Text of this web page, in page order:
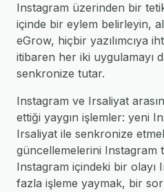
Instagram üzerinden bir
içinde bir eylem belirleyin,
eGrow, hiçbir yazılımcıya
itibaren her iki uygulamayı
senkronize tutar.
Instagram ve Irsaliyat
ettiği yaygın işlemler: yeni
Irsaliyat ile senkronize
güncellemelerini Instagram
Instagram içindeki bir olayı
fazla işleme yaymak, bir